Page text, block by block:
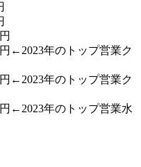
←2023年のトップ営業ク
←2023年のトップ営業ク
←2023年のトップ営業水